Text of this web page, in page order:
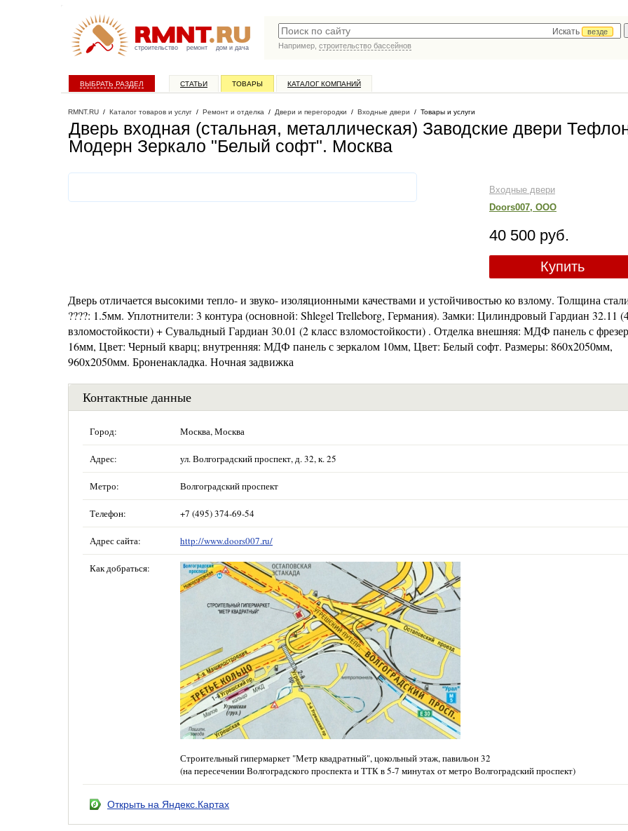
строительство ремонт дом и дача
Искать
везде
Например, строительство бассейнов
ВЫБРАТЬ РАЗДЕЛ СТАТЬИ ТОВАРЫ КАТАЛОГ КОМПАНИЙ
RMNT.RU / Каталог товаров и услуг / Ремонт и отделка / Двери и перегородки / Входные двери / Товары и услуги
Дверь входная (стальная, металлическая) Заводские двери
Модерн Зеркало "Белый софт". Москва
Входные двери
Doors007, ООО
40 500 руб.
Купить
Дверь отличается высокими тепло- и звуко- изоляционными качествами и устойчивостью ко взлому. Толщина
????: 1.5мм. Уплотнители: 3 контура (основной: Shlegel Trelleborg, Германия). Замки: Цилиндровый Гардиан 32.11
взломостойкости) + Сувальдный Гардиан 30.01 (2 класс взломостойкости) . Отделка внешняя: МДФ панель с
16мм, Цвет: Черный кварц; внутренняя: МДФ панель с зеркалом 10мм, Цвет: Белый софт. Размеры: 860x2050мм,
960x2050мм. Броненакладка. Ночная задвижка
Контактные данные
Город: Москва, Москва
Адрес: ул. Волгоградский проспект, д. 32, к. 25
Метро: Волгоградский проспект
Телефон: +7 (495) 374-69-54
Адрес сайта: http://www.doors007.ru/
Как добраться:
Строительный гипермаркет "Метр квадратный", цокольный этаж, павильон 32
(на пересечении Волгоградского проспекта и ТТК в 5-7 минутах от метро Волгоградский проспект)
Открыть на Яндекс.Картах